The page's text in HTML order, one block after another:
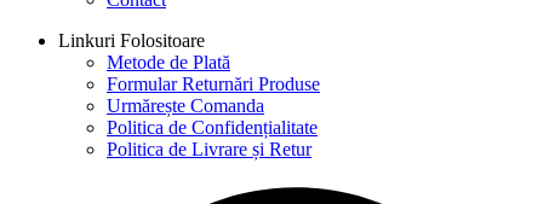
Linkuri Folositoare
Metode de Plată
Formular Returnări Produse
Urmărește Comanda
Politica de Confidențialitate
Politica de Livrare și Retur